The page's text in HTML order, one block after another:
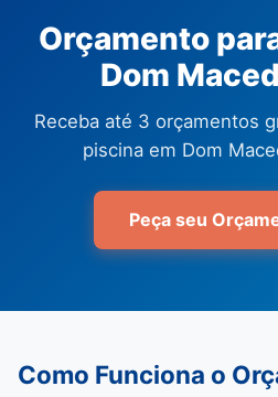
Orçamento
Dom
Receba até 3 orçamentos
piscina em Dom
Peça seu
Como Funciona o